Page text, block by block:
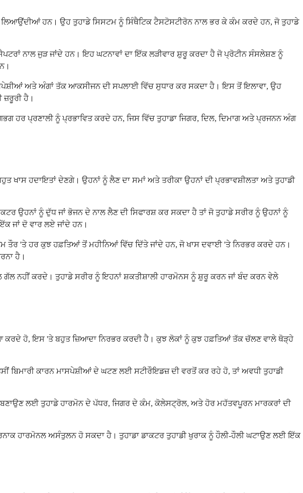
ਹਨ। ਉਹ ਤੁਹਾਡੇ ਸਿਸਟਮ ਨੂੰ ਸਿੰਥੈਟਿਕ ਟੈਸਟੋਸਟੀਰੋਨ ਨਾਲ ਭਰ ਕੇ ਕੰਮ ਕਰਦੇ ਹਨ, ਜੋ ਤੁਹਾਡੇ
ਨਾਲ ਜੁੜ ਜਾਂਦੇ ਹਨ। ਇਹ ਘਟਨਾਵਾਂ ਦਾ ਇੱਕ ਲੜੀਵਾਰ ਸ਼ੁਰੂ ਕਰਦਾ ਹੈ ਜੋ ਪ੍ਰੋਟੀਨ ਸੰਸਲੇਸ਼ਣ ਨੂੰ
ਅਤੇ ਅੰਗਾਂ ਤੱਕ ਆਕਸੀਜਨ ਦੀ ਸਪਲਾਈ ਵਿੱਚ ਸੁਧਾਰ ਕਰ ਸਕਦਾ ਹੈ। ਇਸ ਤੋਂ ਇਲਾਵਾ, ਉਹ
ਹੈ।
ਹਰ ਪ੍ਰਣਾਲੀ ਨੂੰ ਪ੍ਰਭਾਵਿਤ ਕਰਦੇ ਹਨ, ਜਿਸ ਵਿੱਚ ਤੁਹਾਡਾ ਜਿਗਰ, ਦਿਲ, ਦਿਮਾਗ ਅਤੇ ਪ੍ਰਜਨਨ ਅੰਗ
ਖਾਸ ਹਦਾਇਤਾਂ ਦੇਣਗੇ। ਉਹਨਾਂ ਨੂੰ ਲੈਣ ਦਾ ਸਮਾਂ ਅਤੇ ਤਰੀਕਾ ਉਹਨਾਂ ਦੀ ਪ੍ਰਭਾਵਸ਼ੀਲਤਾ ਅਤੇ ਤੁਹਾਡੀ
ਉਹਨਾਂ ਨੂੰ ਦੁੱਧ ਜਾਂ ਭੋਜਨ ਦੇ ਨਾਲ ਲੈਣ ਦੀ ਸਿਫਾਰਸ਼ ਕਰ ਸਕਦਾ ਹੈ ਤਾਂ ਜੋ ਤੁਹਾਡੇ ਸਰੀਰ ਨੂੰ ਉਹਨਾਂ ਨੂੰ
ਜਾਂ ਦੋ ਵਾਰ ਲਏ ਜਾਂਦੇ ਹਨ।
'ਤੇ ਹਰ ਕੁਝ ਹਫ਼ਤਿਆਂ ਤੋਂ ਮਹੀਨਿਆਂ ਵਿੱਚ ਦਿੱਤੇ ਜਾਂਦੇ ਹਨ, ਜੋ ਖਾਸ ਦਵਾਈ 'ਤੇ ਨਿਰਭਰ ਕਰਦੇ ਹਨ।
ਹੈ।
ਨਹੀਂ ਕਰਦੇ। ਤੁਹਾਡੇ ਸਰੀਰ ਨੂੰ ਇਹਨਾਂ ਸ਼ਕਤੀਸ਼ਾਲੀ ਹਾਰਮੋਨਸ ਨੂੰ ਸ਼ੁਰੂ ਕਰਨ ਜਾਂ ਬੰਦ ਕਰਨ ਵੇਲੇ
ਕਰਦੇ ਹੋ, ਇਸ 'ਤੇ ਬਹੁਤ ਜ਼ਿਆਦਾ ਨਿਰਭਰ ਕਰਦੀ ਹੈ। ਕੁਝ ਲੋਕਾਂ ਨੂੰ ਕੁਝ ਹਫ਼ਤਿਆਂ ਤੱਕ ਚੱਲਣ ਵਾਲੇ ਥੋੜ੍ਹੇ
ਕਾਰਨ ਮਾਸਪੇਸ਼ੀਆਂ ਦੇ ਘਟਣ ਲਈ ਸਟੀਰੌਇਡਜ਼ ਦੀ ਵਰਤੋਂ ਕਰ ਰਹੇ ਹੋ, ਤਾਂ ਅਵਧੀ ਤੁਹਾਡੀ
ਬਣਾਉਣ ਲਈ ਤੁਹਾਡੇ ਹਾਰਮੋਨ ਦੇ ਪੱਧਰ, ਜਿਗਰ ਦੇ ਕੰਮ, ਕੋਲੇਸਟ੍ਰੋਲ, ਅਤੇ ਹੋਰ ਮਹੱਤਵਪੂਰਨ ਮਾਰਕਰਾਂ ਦੀ
ਹਾਰਮੋਨਲ ਅਸੰਤੁਲਨ ਹੋ ਸਕਦਾ ਹੈ। ਤੁਹਾਡਾ ਡਾਕਟਰ ਤੁਹਾਡੀ ਖੁਰਾਕ ਨੂੰ ਹੌਲੀ-ਹੌਲੀ ਘਟਾਉਣ ਲਈ ਇੱਕ